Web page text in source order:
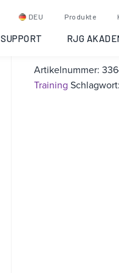
DEU Produkte
SUPPORT RJG
eDART®
City,
Artikelnummer:
Training Schlagwort: